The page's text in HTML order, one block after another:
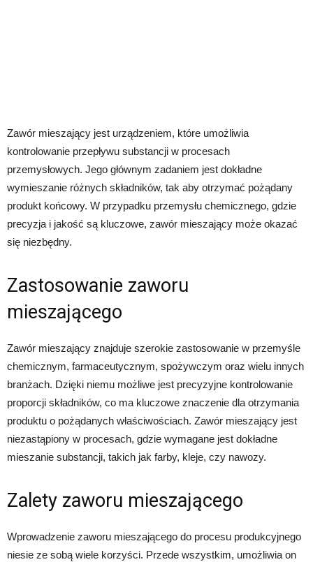
Zawór mieszający jest urządzeniem, które umożliwia
kontrolowanie przepływu substancji w procesach
przemysłowych. Jego głównym zadaniem jest dokładne
wymieszanie różnych składników, tak aby otrzymać pożądany
produkt końcowy. W przypadku przemysłu chemicznego, gdzie
precyzja i jakość są kluczowe, zawór mieszający może okazać
się niezbędny.
Zastosowanie zaworu
mieszającego
Zawór mieszający znajduje szerokie zastosowanie w przemyśle
chemicznym, farmaceutycznym, spożywczym oraz wielu innych
branżach. Dzięki niemu możliwe jest precyzyjne kontrolowanie
proporcji składników, co ma kluczowe znaczenie dla otrzymania
produktu o pożądanych właściwościach. Zawór mieszający jest
niezastąpiony w procesach, gdzie wymagane jest dokładne
mieszanie substancji, takich jak farby, kleje, czy nawozy.
Zalety zaworu mieszającego
Wprowadzenie zaworu mieszającego do procesu produkcyjnego
niesie ze sobą wiele korzyści. Przede wszystkim, umożliwia on